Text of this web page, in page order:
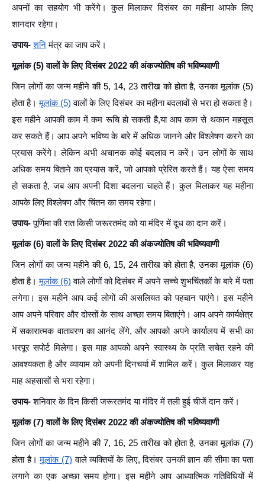
अपनों का सहयोग भी करेंगे। कुल मिलाकर दिसंबर का महीना आपके लिए
शानदार रहेगा।
उपाय- शनिमंत्र का जाप करें।
मूलांक (5) वालों के लिए दिसंबर 2022 की अंकज्योतिष की भविष्यवाणी
जिन लोगों का जन्ममहीने की 5, 14, 23 तारीख को होता है, उनका मूलांक (5)
होता है।मूलांक (5) वालों के लिए दिसंबर का महीना बदलावों से भरा हो सकता है।
इस महीने आपकी काम में कम रूचि हो सकती है,या आप काम से थकान महसूस
कर सकते हैं। आप अपने भविष्य के बारे में अधिक जानने और विश्लेषण करने का
प्रयास करेंगे। लेकिन अभी अचानक कोई बदलाव न करें। उन लोगों के साथ
अधिक समय बिताने का प्रयास करें, जो आपको प्रेरित करते हैं। यह ऐसा समय
हो सकता है, जब आप अपनी दिशा बदलना चाहते हैं। कुल मिलाकर यह महीना
आपके लिए विश्लेषण और चिंतन का समय रहेगा।
उपाय-पूर्णिमा की रात किसी जरूरतमंद को या मंदिर में दूध का दान करें।
मूलांक (6) वालों के लिए दिसंबर 2022 की अंकज्योतिष की भविष्यवाणी
जिन लोगों का जन्ममहीने की 6, 15, 24 तारीख को होता है, उनका मूलांक (6)
होता है।मूलांक (6) वाले लोगों को दिसंबर में अपने सच्चे शुभचिंतकों के बारे में पता
लगेगा। इस महीने आप कई लोगों की असलियत को पहचान पाएंगे। इस महीने
आप अपने परिवार और दोस्तों के साथ अच्छा समय बिताएंगे। आप अपने कार्यक्षेत्र
में सकारात्मक वातावरण का आनंद लेंगे, और आपको अपने कार्यालय में सभी का
भरपूर सपोर्ट मिलेगा। इस माह आपको अपने स्वास्थ्य के प्रति सचेत रहने की
आवश्यकता है और व्यायाम को अपनी दिनचर्या में शामिल करें। कुल मिलाकर यह
माह अहसासों से भरा रहेगा।
उपाय-शनिवार के दिन किसी जरूरतमंद या मंदिर में तली हुई चीजें दान करें।
मूलांक (7) वालों के लिए दिसंबर 2022 की अंकज्योतिष की भविष्यवाणी
जिन लोगों का जन्ममहीने की 7, 16, 25 तारीख को होता है, उनका मूलांक (7)
होता है। मूलांक (7) वाले व्यक्तियों के लिए, दिसंबर उनकी ज्ञान की सीमा का पता
लगाने का एक अच्छा समय होगा। इस महीने आप आध्यात्मिक गतिविधियों में